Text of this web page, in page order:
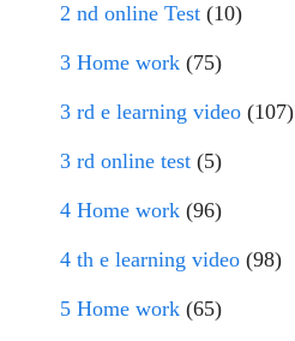
2 nd online Test (10)
3 Home work (75)
3 rd e learning video (107)
3 rd online test (5)
4 Home work (96)
4 th e learning video (98)
5 Home work (65)